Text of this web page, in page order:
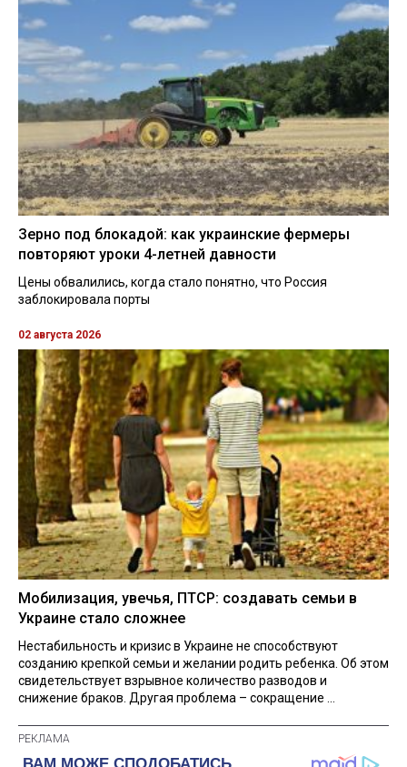
Зерно под блокадой: как украинские фермеры
повторяют уроки 4-летней давности
Цены обвалились, когда стало понятно, что Россия
заблокировала порты
02 августа 2026
Мобилизация, увечья, ПТСР: создавать семьи в
Украине стало сложнее
Нестабильность и кризис в Украине не способствуют
созданию крепкой семьи и желании родить ребенка. Об этом
свидетельствует взрывное количество разводов и
снижение браков. Другая проблема – сокращение ...